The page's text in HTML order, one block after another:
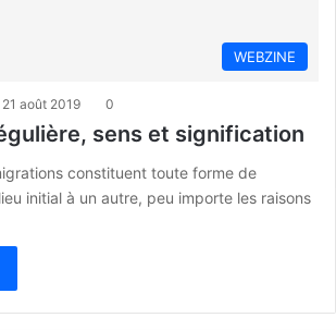
WEBZINE
21 août 2019 0
sens et signification
constituent toute forme de
initial à un autre, peu importe les raisons